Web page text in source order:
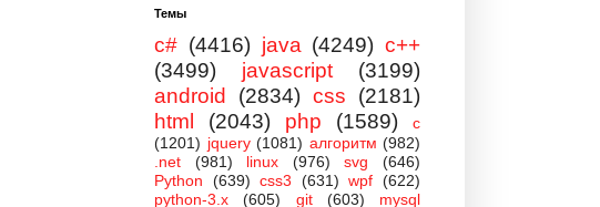
Темы
c# (4416) java (4249) c++
(3499)
javascript
(3199)
android
(2834) css
(2181)
html
(2043) php (1589)
c
(1201) jquery (1081) алгоритм (982)
.net
(981) linux (976) svg
(646)
Python
(639) css3 (631) wpf (622)
python-3.x
(605) git (603)
mysql